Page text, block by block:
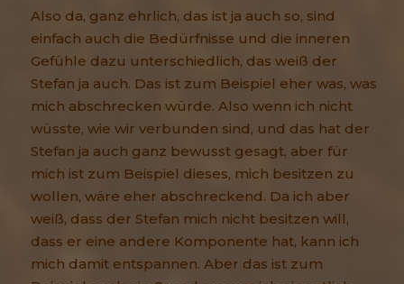
Also da, ganz ehrlich, das ist ja auch so, sind
einfach auch die Bedürfnisse und die inneren
Gefühle dazu unterschiedlich, das weiß der
Stefan ja auch. Das ist zum Beispiel eher was, was
mich abschrecken würde. Also wenn ich nicht
wüsste, wie wir verbunden sind, und das hat der
Stefan ja auch ganz bewusst gesagt, aber für
mich ist zum Beispiel dieses, mich besitzen zu
wollen, wäre eher abschreckend. Da ich aber
weiß, dass der Stefan mich nicht besitzen will,
dass er eine andere Komponente hat, kann ich
mich damit entspannen. Aber das ist zum